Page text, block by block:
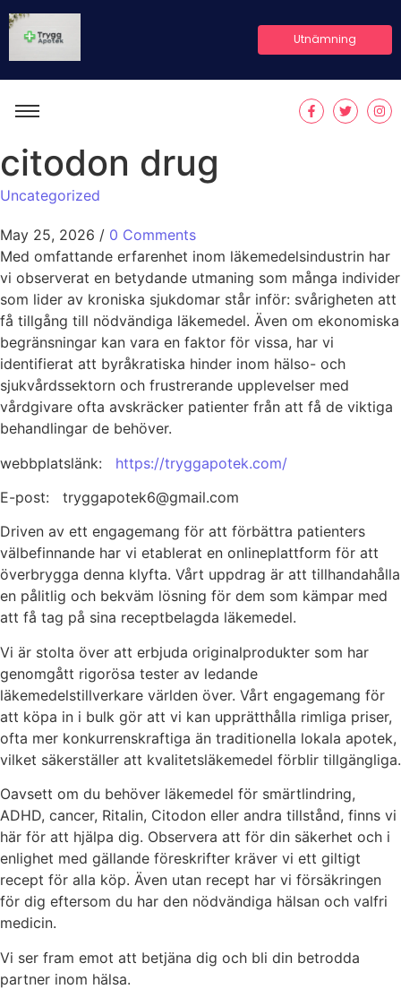
Utnämning
citodon drug
Uncategorized
May 25, 2026 / 0 Comments
​Med omfattande erfarenhet inom läkemedelsindustrin har
vi observerat en betydande utmaning som många individer
som lider av kroniska sjukdomar står inför: svårigheten att
få tillgång till nödvändiga läkemedel. Även om ekonomiska
begränsningar kan vara en faktor för vissa, har vi
identifierat att byråkratiska hinder inom hälso- och
sjukvårdssektorn och frustrerande upplevelser med
vårdgivare ofta avskräcker patienter från att få de viktiga
behandlingar de behöver.
webbplatslänk: https://tryggapotek.com/
E-post: tryggapotek6@gmail.com
Driven av ett engagemang för att förbättra patienters
välbefinnande har vi etablerat en onlineplattform för att
överbrygga denna klyfta. Vårt uppdrag är att tillhandahålla
en pålitlig och bekväm lösning för dem som kämpar med
att få tag på sina receptbelagda läkemedel.
Vi är stolta över att erbjuda originalprodukter som har
genomgått rigorösa tester av ledande
läkemedelstillverkare världen över. Vårt engagemang för
att köpa in i bulk gör att vi kan upprätthålla rimliga priser,
ofta mer konkurrenskraftiga än traditionella lokala apotek,
vilket säkerställer att kvalitetsläkemedel förblir tillgängliga.
Oavsett om du behöver läkemedel för smärtlindring,
ADHD, cancer, Ritalin, Citodon eller andra tillstånd, finns vi
här för att hjälpa dig. Observera att för din säkerhet och i
enlighet med gällande föreskrifter kräver vi ett giltigt
recept för alla köp. Även utan recept har vi försäkringen
för dig eftersom du har den nödvändiga hälsan och valfri
medicin.
Vi ser fram emot att betjäna dig och bli din betrodda
partner inom hälsa.